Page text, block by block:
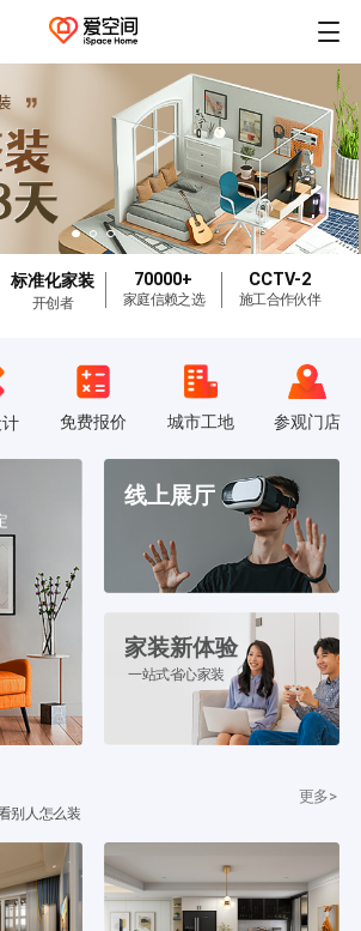
标准化家装
开创者
70000+
家庭信赖之选
CCTV-2
施工合作伙伴
免费报价 城市工地 参观门店
线上展厅
家装新体验
一站式省心家装
别人怎么装
更多>